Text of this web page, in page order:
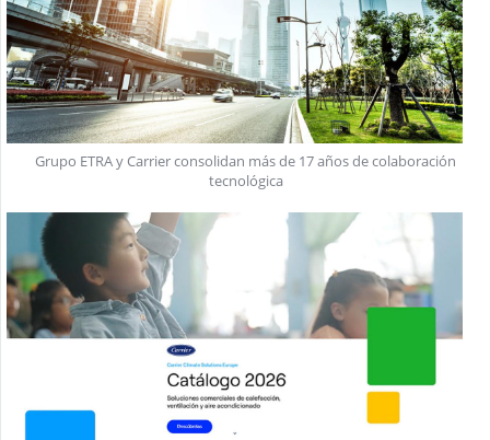
Grupo ETRA y Carrier consolidan más de 17 años de colaboración
tecnológica